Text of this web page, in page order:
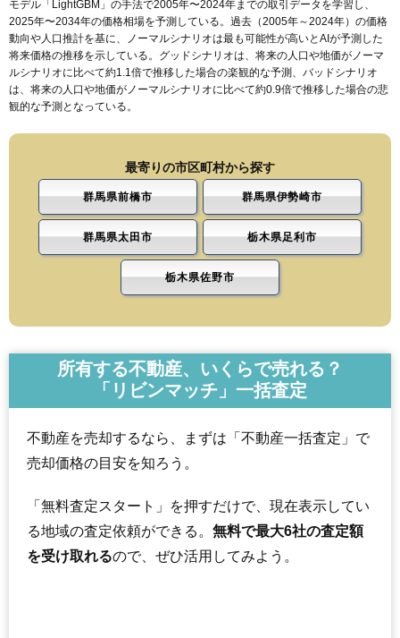
モデル「LightGBM」の手法で2005年〜2024年までの取引データを学習し、
2025年〜2034年の価格相場を予測している。過去（2005年～2024年）の価格
動向や人口推計を基に、ノーマルシナリオは最も可能性が高いとAIが予測した
将来価格の推移を示している。グッドシナリオは、将来の人口や地価がノーマ
ルシナリオに比べて約1.1倍で推移した場合の楽観的な予測、バッドシナリオ
は、将来の人口や地価がノーマルシナリオに比べて約0.9倍で推移した場合の悲
観的な予測となっている。
最寄りの市区町村から探す
群馬県前橋市 群馬県伊勢崎市
群馬県太田市 栃木県足利市
栃木県佐野市
所有する不動産、いくらで売れる？
「リビンマッチ」一括査定
不動産を売却するなら、まずは「不動産一括査定」で
売却価格の目安を知ろう。
「無料査定スタート」を押すだけで、現在表示してい
る地域の査定依頼ができる。 無料で最大6社の査定額
を受け取れるので、ぜひ活用してみよう。